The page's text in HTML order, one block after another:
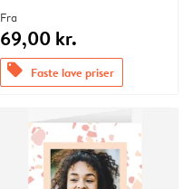
Fra
69,00 kr.
offers Faste lave priser